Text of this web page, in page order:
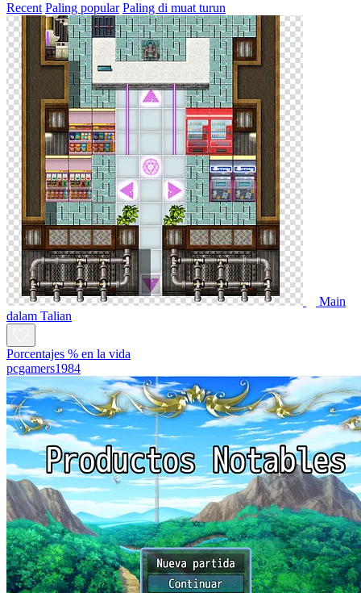
Recent Paling popular Paling di muat turun
Main
dalam Talian
Porcentajes % en la vida
pcgamers1984